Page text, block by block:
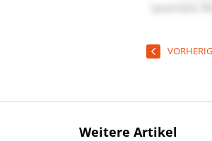
Weitere Artikel